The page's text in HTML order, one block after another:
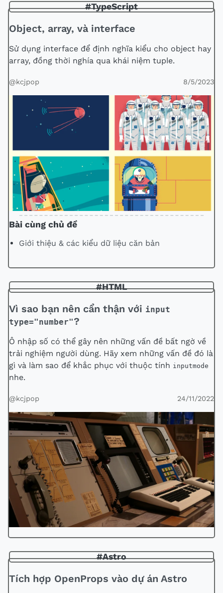
#TypeScript
Object, array, và interface
Sử dụng interface để định nghĩa kiểu cho object hay
array, đồng thời nghía qua khái niệm tuple.
@kcjpop 8/5/2023
Bài cùng chủ đề
Giới thiệu & các kiểu dữ liệu căn bản
#HTML
Vì sao bạn nên cẩn thận với input
type="number"?
Ô nhập số có thể gây nên những vấn đề bất ngờ về
trải nghiệm người dùng. Hãy xem những vấn đề đó là
gì và làm sao để khắc phục với thuộc tính inputmode
nhe.
@kcjpop 24/11/2022
#Astro
Tích hợp OpenProps vào dự án Astro